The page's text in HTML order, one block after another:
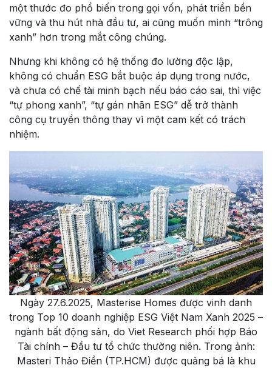
một thước đo phổ biến trong gọi vốn, phát triển bền
vững và thu hút nhà đầu tư, ai cũng muốn mình “trông
xanh” hơn trong mắt công chúng.
Nhưng khi không có hệ thống đo lường độc lập,
không có chuẩn ESG bắt buộc áp dụng trong nước,
và chưa có chế tài minh bạch nếu báo cáo sai, thì việc
“tự phong xanh”, “tự gán nhãn ESG” dễ trở thành
công cụ truyền thông thay vì một cam kết có trách
nhiệm.
Ngày 27.6.2025, Masterise Homes được vinh danh
trong Top 10 doanh nghiệp ESG Việt Nam Xanh 2025 –
ngành bất động sản, do Viet Research phối hợp Báo
Tài chính – Đầu tư tổ chức thường niên. Trong ảnh:
Masteri Thảo Điền (TP.HCM) được quảng bá là khu